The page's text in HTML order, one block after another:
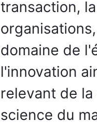
transaction,
domaine de
l'innovation
relevant de
science du